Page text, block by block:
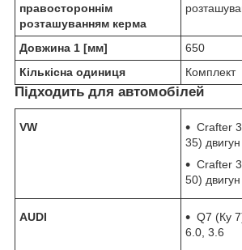
правостороннім
розташуванням керма
Довжина 1 [мм]
650
Кількісна одиниця
Комплект
Підходить для автомобілей
VW
Crafter
35)
Crafter
50)
AUDI
Q7 (Ку
6.0, 3.6